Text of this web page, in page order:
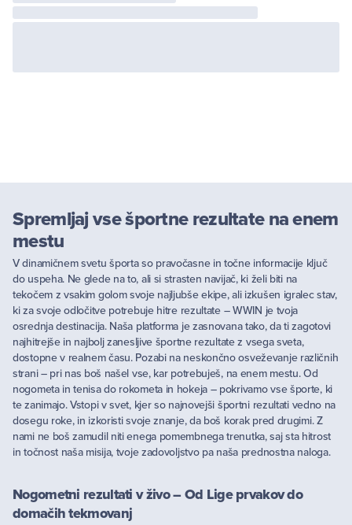
Spremljaj vse športne rezultate na enem
mestu
V dinamičnem svetu športa so pravočasne in točne informacije ključ
do uspeha. Ne glede na to, ali si strasten navijač, ki želi biti na
tekočem z vsakim golom svoje najljubše ekipe, ali izkušen igralec stav,
ki za svoje odločitve potrebuje hitre rezultate – WWIN je tvoja
osrednja destinacija. Naša platforma je zasnovana tako, da ti zagotovi
najhitrejše in najbolj zanesljive športne rezultate z vsega sveta,
dostopne v realnem času. Pozabi na neskončno osveževanje različnih
strani – pri nas boš našel vse, kar potrebuješ, na enem mestu. Od
nogometa in tenisa do rokometa in hokeja – pokrivamo vse športe, ki
te zanimajo. Vstopi v svet, kjer so najnovejši športni rezultati vedno na
dosegu roke, in izkoristi svoje znanje, da boš korak pred drugimi. Z
nami ne boš zamudil niti enega pomembnega trenutka, saj sta hitrost
in točnost naša misija, tvoje zadovoljstvo pa naša prednostna naloga.
Nogometni rezultati v živo – Od Lige prvakov do
domačih tekmovanj